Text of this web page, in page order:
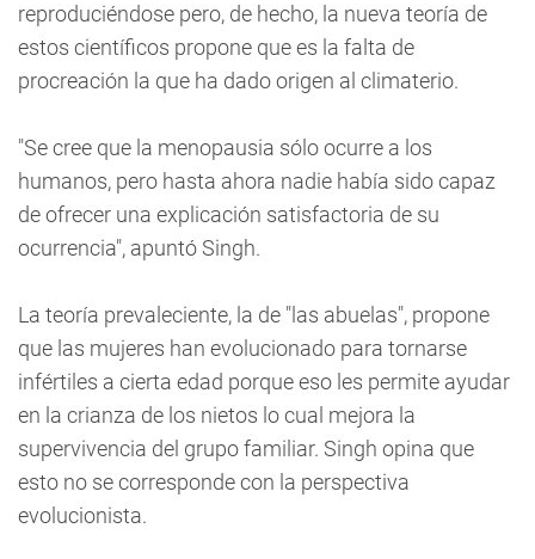
reproduciéndose pero, de hecho, la nueva teoría de
estos científicos propone que es la falta de
procreación la que ha dado origen al climaterio.
"Se cree que la menopausia sólo ocurre a los
humanos, pero hasta ahora nadie había sido capaz
de ofrecer una explicación satisfactoria de su
ocurrencia", apuntó Singh.
La teoría prevaleciente, la de "las abuelas", propone
que las mujeres han evolucionado para tornarse
infértiles a cierta edad porque eso les permite ayudar
en la crianza de los nietos lo cual mejora la
supervivencia del grupo familiar. Singh opina que
esto no se corresponde con la perspectiva
evolucionista.